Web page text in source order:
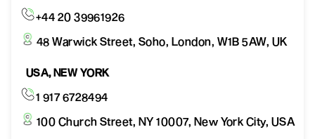
+44 20 39961926
48 Warwick Street, Soho, London, W1B 5AW, UK
USA, NEW YORK
1 917 6728494
100 Church Street, NY 10007, New York City, USA